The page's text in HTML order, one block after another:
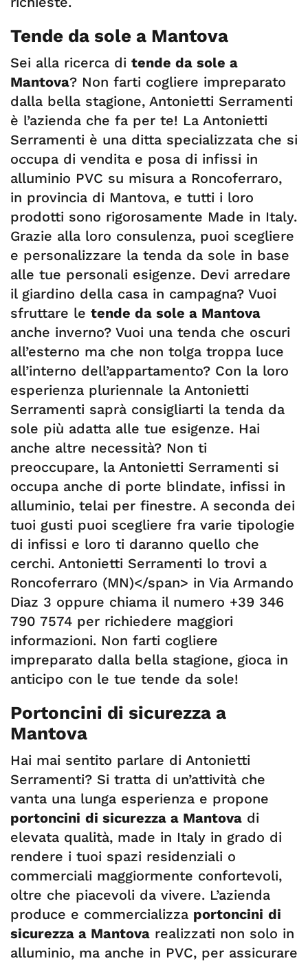
Tende da sole a Mantova
Sei alla ricerca di tende da sole a
Mantova? Non farti cogliere impreparato
dalla bella stagione, Antonietti Serramenti
è l’azienda che fa per te! La Antonietti
Serramenti è una ditta specializzata che si
occupa di vendita e posa di infissi in
alluminio PVC su misura a Roncoferraro,
in provincia di Mantova, e tutti i loro
prodotti sono rigorosamente Made in Italy.
Grazie alla loro consulenza, puoi scegliere
e personalizzare la tenda da sole in base
alle tue personali esigenze. Devi arredare
il giardino della casa in campagna? Vuoi
sfruttare le tende da sole a Mantova
anche inverno? Vuoi una tenda che oscuri
all’esterno ma che non tolga troppa luce
all’interno dell’appartamento? Con la loro
esperienza pluriennale la Antonietti
Serramenti saprà consigliarti la tenda da
sole più adatta alle tue esigenze. Hai
anche altre necessità? Non ti
preoccupare, la Antonietti Serramenti si
occupa anche di porte blindate, infissi in
alluminio, telai per finestre. A seconda dei
tuoi gusti puoi scegliere fra varie tipologie
di infissi e loro ti daranno quello che
cerchi. Antonietti Serramenti lo trovi a
Roncoferraro (MN)</span> in Via Armando
Diaz 3 oppure chiama il numero +39 346
790 7574 per richiedere maggiori
informazioni. Non farti cogliere
impreparato dalla bella stagione, gioca in
anticipo con le tue tende da sole!
Portoncini di sicurezza a
Mantova
Hai mai sentito parlare di Antonietti
Serramenti? Si tratta di un’attività che
vanta una lunga esperienza e propone
portoncini di sicurezza a Mantova di
elevata qualità, made in Italy in grado di
rendere i tuoi spazi residenziali o
commerciali maggiormente confortevoli,
oltre che piacevoli da vivere. L’azienda
produce e commercializza portoncini di
sicurezza a Mantova realizzati non solo in
alluminio, ma anche in PVC, per assicurare